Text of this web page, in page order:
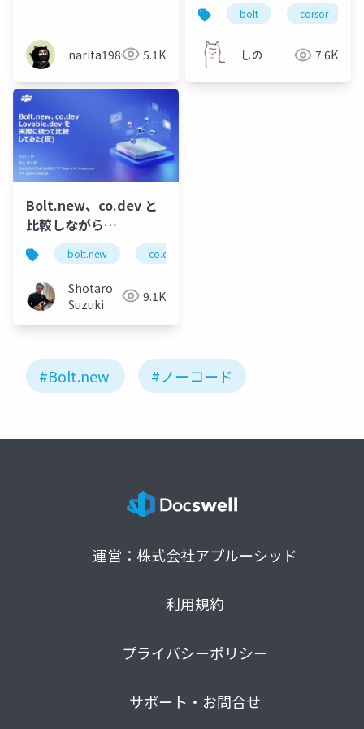
【新年臨時回】
narita1980 5.1K
的サイトをデプロイ
bolt corsor
しの 7.6K
Bolt.new、co.dev と
比較しながら
Lovable.dev でアプリ
開発をしてみた
bolt.new co.dev
Shotaro
Suzuki
9.1K
#Bolt.new #ノーコード
運営：株式会社アプルーシッド
利用規約
プライバシーポリシー
サポート・お問合せ